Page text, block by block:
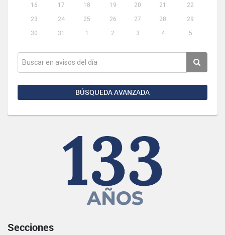
16
17 18 19 20 21
22
23
24 25 26 27 28
29
30
31 1 2 3 4 5
BÚSQUEDA AVANZADA
Secciones